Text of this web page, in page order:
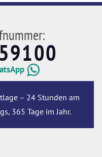
– 24 Stunden am
365 Tage im Jahr.